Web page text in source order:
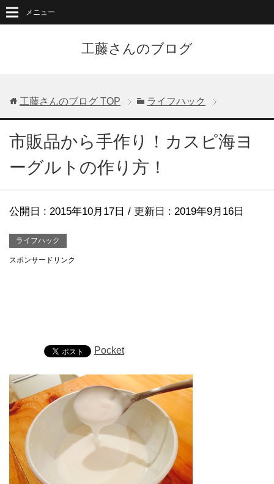
工藤さんのブログ
メニュー
工藤さんのブログ TOP ライフハック
市販品から手作り！カスピ海ヨ
ーグルトの作り方！
公開日 : 2015年10月17日 / 更新日 : 2019年9月16日
ライフハック
スポンサードリンク
Pocket